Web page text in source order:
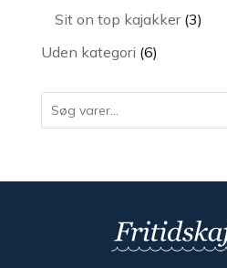
varer
Sit on top kajakker 33
Uden kategori 66